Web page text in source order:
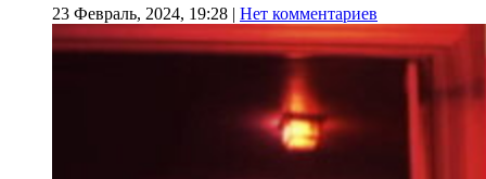
23 Февраль, 2024, 19:28 | Нет комментариев